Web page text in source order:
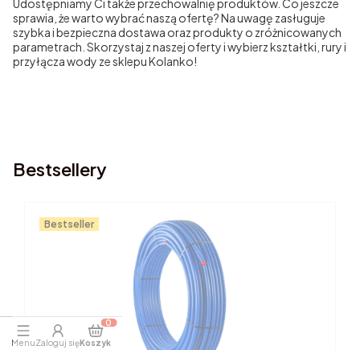
Udostępniamy Ci także przechowalnię produktów. Co jeszcze
sprawia, że warto wybrać naszą ofertę? Na uwagę zasługuje
szybka i bezpieczna dostawa oraz produkty o zróżnicowanych
parametrach. Skorzystaj z naszej oferty i wybierz kształtki, rury i
przyłącza wody ze sklepu Kolanko!
Bestsellery
Bestseller
MenuZaloguj się
Produkty w koszyku: 0. Zobacz szczegóły
Koszyk